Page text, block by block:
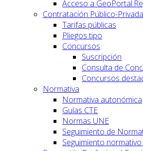
Acceso a
Contratación Público-
Tarifas públicas
Pliegos tipo
Concursos
Suscripción
Consulta de
Concursos
Normativa
Normativa autonómica
Guías CTE
Normas UNE
Seguimiento de
Seguimiento